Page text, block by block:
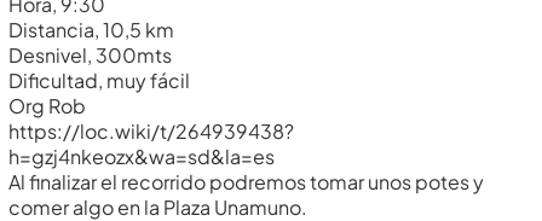
Distancia, 10,5 km
Desnivel, 300mts
Dificultad, muy fácil
Org Rob
https://loc.wiki/t/264939438?
h=gzj4nkeozx&wa=sd&la=es
Al finalizar el recorrido podremos tomar unos potes y
comer algo en la Plaza Unamuno.